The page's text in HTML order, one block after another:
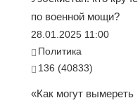
по военной мощи?
28.01.2025 11:00
Политика
136 (40833)
«Как могут вымереть